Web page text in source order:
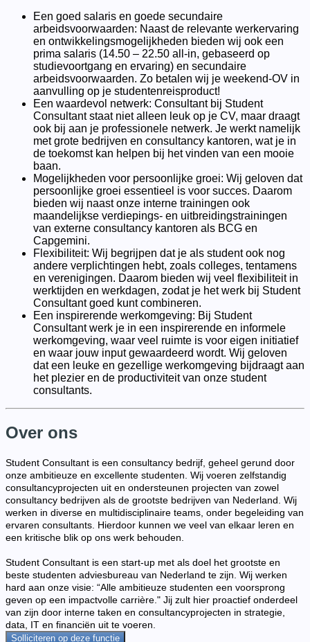
Een goed salaris en goede secundaire
arbeidsvoorwaarden: Naast de relevante werkervaring
en ontwikkelingsmogelijkheden bieden wij ook een
prima salaris (14.50 – 22.50 all-in, gebaseerd op
studievoortgang en ervaring) en secundaire
arbeidsvoorwaarden. Zo betalen wij je weekend-OV in
aanvulling op je studentenreisproduct!
Een waardevol netwerk: Consultant bij Student
Consultant staat niet alleen leuk op je CV, maar draagt
ook bij aan je professionele netwerk. Je werkt namelijk
met grote bedrijven en consultancy kantoren, wat je in
de toekomst kan helpen bij het vinden van een mooie
baan.
Mogelijkheden voor persoonlijke groei: Wij geloven dat
persoonlijke groei essentieel is voor succes. Daarom
bieden wij naast onze interne trainingen ook
maandelijkse verdiepings- en uitbreidingstrainingen
van externe consultancy kantoren als BCG en
Capgemini.
Flexibiliteit: Wij begrijpen dat je als student ook nog
andere verplichtingen hebt, zoals colleges, tentamens
en verenigingen. Daarom bieden wij veel flexibiliteit in
werktijden en werkdagen, zodat je het werk bij Student
Consultant goed kunt combineren.
Een inspirerende werkomgeving: Bij Student
Consultant werk je in een inspirerende en informele
werkomgeving, waar veel ruimte is voor eigen initiatief
en waar jouw input gewaardeerd wordt. Wij geloven
dat een leuke en gezellige werkomgeving bijdraagt aan
het plezier en de productiviteit van onze student
consultants.
Over ons
Student Consultant is een consultancy bedrijf, geheel gerund door
onze ambitieuze en excellente studenten. Wij voeren zelfstandig
consultancyprojecten uit en ondersteunen projecten van zowel
consultancy bedrijven als de grootste bedrijven van Nederland. Wij
werken in diverse en multidisciplinaire teams, onder begeleiding van
ervaren consultants. Hierdoor kunnen we veel van elkaar leren en
een kritische blik op ons werk behouden.
Student Consultant is een start-up met als doel het grootste en
beste studenten adviesbureau van Nederland te zijn. Wij werken
hard aan onze visie: “Alle ambitieuze studenten een voorsprong
geven op een impactvolle carrière." Jij zult hier proactief onderdeel
van zijn door interne taken en consultancyprojecten in strategie,
data, IT en financiën uit te voeren.
Solliciteren op deze functie